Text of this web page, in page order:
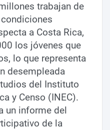
trabajan de
a Costa Rica,
los jóvenes que
lo que representa
desempleada
del Instituto
y Censo (INEC).
un informe del
de la